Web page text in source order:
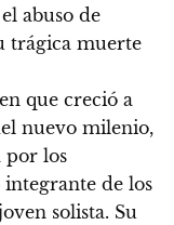
abuso de
trágica muerte
que creció a
nuevo milenio,
por los
integrante de los
solista. Su